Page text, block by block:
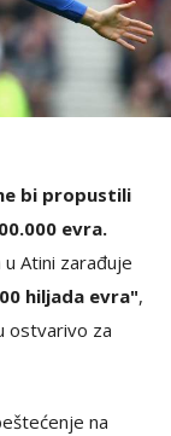
bi propustili
evra.
Atini zarađuje
hiljada evra",
ostvarivo za
na